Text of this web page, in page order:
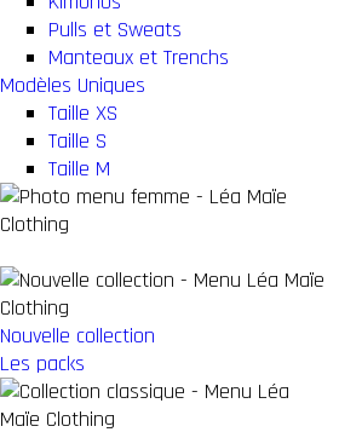
Pulls et Sweats
Manteaux et Trenchs
Modèles Uniques
Taille XS
Taille S
Taille M
Nouvelle collection
Les packs